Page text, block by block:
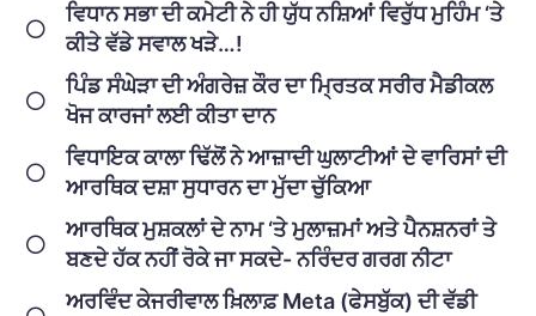
ਵਿਧਾਨ ਸਭਾ ਦੀ ਕਮੇਟੀ ਨੇ ਹੀ ਯੁੱਧ ਨਸ਼ਿਆਂ ਵਿਰੁੱਧ ਮੁਹਿੰਮ ‘ਤੇ
ਕੀਤੇ ਵੱਡੇ ਸਵਾਲ ਖੜੇ…!
ਪਿੰਡ ਸੰਘੇੜਾ ਦੀ ਅੰਗਰੇਜ਼ ਕੌਰ ਦਾ ਮ੍ਰਿਤਕ ਸਰੀਰ ਮੈਡੀਕਲ
ਖੋਜ ਕਾਰਜਾਂ ਲਈ ਕੀਤਾ ਦਾਨ
ਵਿਧਾਇਕ ਕਾਲਾ ਢਿੱਲੋਂ ਨੇ ਆਜ਼ਾਦੀ ਘੁਲਾਟੀਆਂ ਦੇ ਵਾਰਿਸਾਂ ਦੀ
ਆਰਥਿਕ ਦਸ਼ਾ ਸੁਧਾਰਨ ਦਾ ਮੁੱਦਾ ਚੁੱਕਿਆ
ਆਰਥਿਕ ਮੁਸ਼ਕਲਾਂ ਦੇ ਨਾਮ ‘ਤੇ ਮੁਲਾਜ਼ਮਾਂ ਅਤੇ ਪੈਨਸ਼ਨਰਾਂ ਤੇ
ਬਣਦੇ ਹੱਕ ਨਹੀਂ ਰੋਕੇ ਜਾ ਸਕਦੇ- ਨਰਿੰਦਰ ਗਰਗ ਨੀਟਾ
ਅਰਵਿੰਦ ਕੇਜਰੀਵਾਲ ਖ਼ਿਲਾਫ਼ Meta (ਫੇਸਬੁੱਕ) ਦੀ ਵੱਡੀ